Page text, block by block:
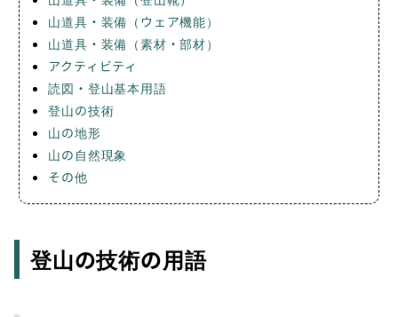
山道具・装備（ウェア機能）
山道具・装備（素材・部材）
アクティビティ
読図・登山基本用語
登山の技術
山の地形
山の自然現象
その他
登山の技術の用語